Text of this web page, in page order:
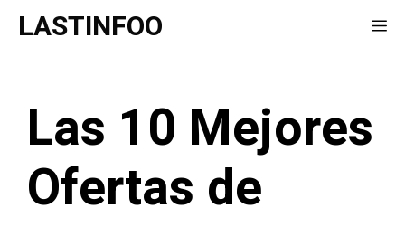
Saltar
LASTINFOO
Las 10 Mejores
Ofertas de